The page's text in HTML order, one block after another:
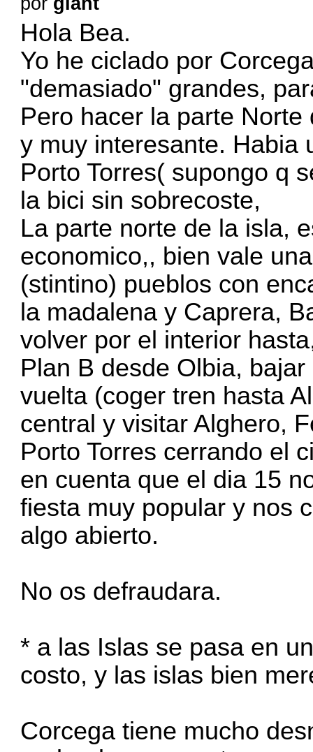
Hola Bea.
Yo he ciclado por
"demasiado" grandes,
Pero hacer la parte
y muy interesante. Habia
Porto Torres( supongo q
la bici sin sobrecoste,
La parte norte de la isla,
economico,, bien vale
(stintino) pueblos con
la madalena y Caprera,
volver por el interior
Plan B desde Olbia,
vuelta (coger tren hasta
central y visitar Alghero,
Porto Torres cerrando el
en cuenta que el dia 15
fiesta muy popular y nos
algo abierto.
No os defraudara.
* a las Islas se pasa en
costo, y las islas bien
Corcega tiene mucho